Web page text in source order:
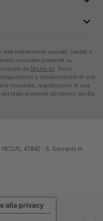
interamente suonati, cantati e
musicale presente su
da M-Live srl. Sono
e rielaborazione di una
musicale, registrazione di una
testo presente all'interno dei file
b, 47842 - S. Giovanni In
alla privacy